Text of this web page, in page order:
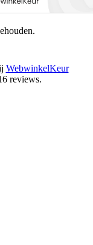
WebwinkelKeur
reviews.